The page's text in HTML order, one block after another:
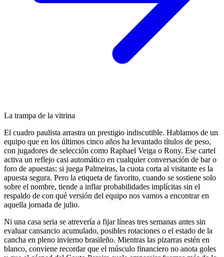
La trampa de la vitrina
El cuadro paulista arrastra un prestigio indiscutible. Hablamos de un
equipo que en los últimos cinco años ha levantado títulos de peso,
con jugadores de selección como Raphael Veiga o Rony. Ese cartel
activa un reflejo casi automático en cualquier conversación de bar o
foro de apuestas: si juega Palmeiras, la cuota corta al visitante es la
apuesta segura. Pero la etiqueta de favorito, cuando se sostiene solo
sobre el nombre, tiende a inflar probabilidades implícitas sin el
respaldo de con qué versión del equipo nos vamos a encontrar en
aquella jornada de julio.
Ni una casa seria se atrevería a fijar líneas tres semanas antes sin
evaluar cansancio acumulado, posibles rotaciones o el estado de la
cancha en pleno invierno brasileño. Mientras las pizarras estén en
blanco, conviene recordar que el músculo financiero no anota goles